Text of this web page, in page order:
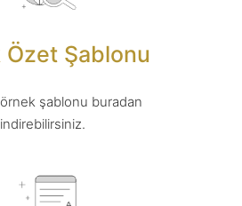
Özet Şablonu
şablonu buradan
indirebilirsiniz.